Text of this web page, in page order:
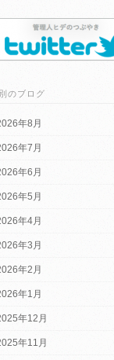
のブログ
年8月
年7月
年6月
年5月
年4月
年3月
年2月
年1月
年12月
年11月